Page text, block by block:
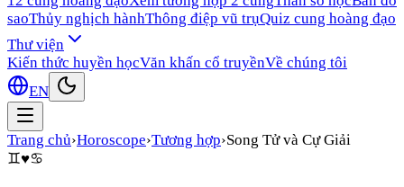
saoThủy nghịch hànhThông điệp vũ trụQuiz cung hoàng đạo
Thư viện
Kiến thức huyền họcVăn khấn cổ truyềnVề chúng tôi
EN
Trang chủ›Horoscope›Tương hợp›Song Tửvà Cự Giải
♊♥♋